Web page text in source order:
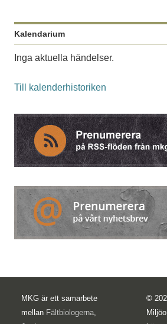
Kalendarium
Inga aktuella händelser.
Till kalenderhistoriken
MKG är ett samarbete
mellan Fältbiologerna,
©